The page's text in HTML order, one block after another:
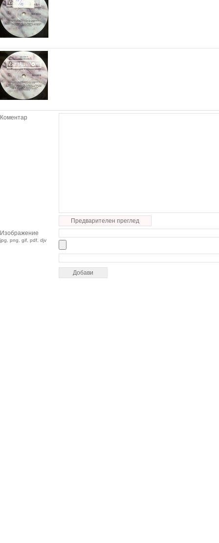
Коментар
Предварителен преглед
Изображение
jpg, png, gif, pdf, djv